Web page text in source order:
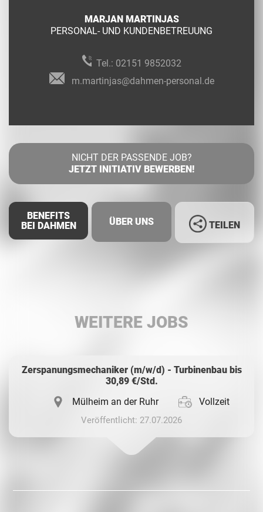
MARJAN MARTINJAS
PERSONAL- UND KUNDENBETREUUNG
Tel.: 02151 9852032
m.martinjas@dahmen-personal.de
NICHT DER PASSENDE JOB?
JETZT INITIATIV BEWERBEN!
BENEFITS
BEI DAHMEN
ÜBER UNS TEILEN
WEITERE JOBS
Zerspanungsmechaniker (m/w/d) - Turbinenbau bis
30,89 €/Std.
Mülheim an der Ruhr
Vollzeit
Veröffentlicht: 27.07.2026